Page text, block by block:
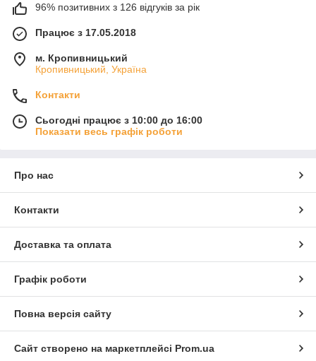
96% позитивних з 126 відгуків за рік
Працює з 17.05.2018
м. Кропивницький
Кропивницький, Україна
Контакти
Сьогодні працює з 10:00 до 16:00
Показати весь графік роботи
Про нас
Контакти
Доставка та оплата
Графік роботи
Повна версія сайту
Сайт створено на маркетплейсі Prom.ua